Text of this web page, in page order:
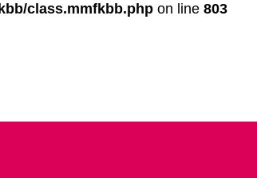
class.mmfkbb.php on line 803